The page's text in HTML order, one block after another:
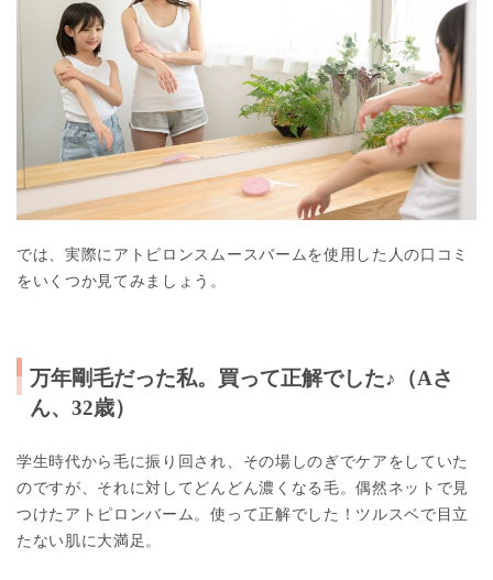
では、実際にアトピロンスムースバームを使用した人の口コミ
をいくつか 見てみましょう。
万年剛毛だった私。買って正解でした♪（Aさ
ん、32歳）
学生時代から毛に振り回され、その場しのぎでケアをしていた
のですが、それに対してどんどん濃くなる毛。偶然ネットで見
つけたアトピロンバーム。使って正解でした！ツルスベで目立
たない肌に大満足。